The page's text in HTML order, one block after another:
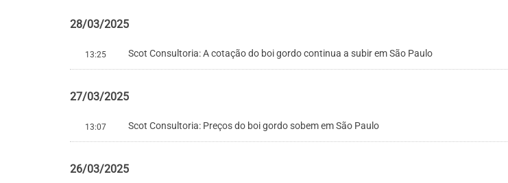
28/03/2025
13:25 Scot Consultoria: A cotação do boi gordo continua a subir em São Paulo
27/03/2025
13:07 Scot Consultoria: Preços do boi gordo sobem em São Paulo
26/03/2025